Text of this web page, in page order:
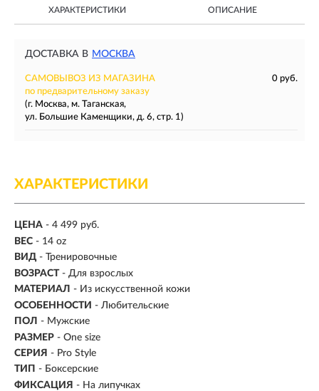
ХАРАКТЕРИСТИКИ ОПИСАНИЕ
ДОСТАВКА В МОСКВА
САМОВЫВОЗ ИЗ МАГАЗИНА
0 руб.
по предварительному заказу
(г. Москва, м. Таганская,
ул. Большие Каменщики, д. 6, стр. 1)
ХАРАКТЕРИСТИКИ
ЦЕНА - 4 499 руб.
ВЕС - 14 oz
ВИД - Тренировочные
ВОЗРАСТ - Для взрослых
МАТЕРИАЛ - Из искусственной кожи
ОСОБЕННОСТИ - Любительские
ПОЛ - Мужские
РАЗМЕР - One size
СЕРИЯ - Pro Style
ТИП - Боксерские
ФИКСАЦИЯ - На липучках